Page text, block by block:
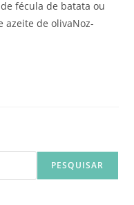
fécula de batata ou
azeite de olivaNoz-
PESQUISAR